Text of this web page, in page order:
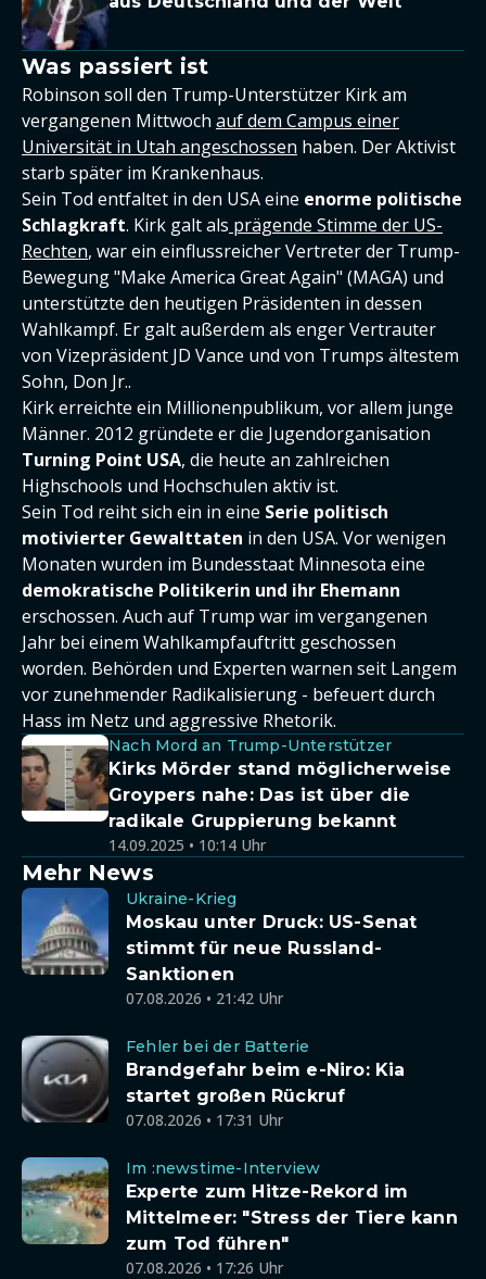
Was passiert ist
Robinson soll den Trump-Unterstützer Kirk am
vergangenen Mittwoch auf dem Campus einer
Universität in Utah angeschossen haben. Der Aktivist
starb später im Krankenhaus.
Sein Tod entfaltet in den USA eine enorme politische
Schlagkraft. Kirk galt als prägende Stimme der US-
Rechten, war ein einflussreicher Vertreter der Trump-
Bewegung "Make America Great Again" (MAGA) und
unterstützte den heutigen Präsidenten in dessen
Wahlkampf. Er galt außerdem als enger Vertrauter
von Vizepräsident JD Vance und von Trumps ältestem
Sohn, Don Jr..
Kirk erreichte ein Millionenpublikum, vor allem junge
Männer. 2012 gründete er die Jugendorganisation
Turning Point USA, die heute an zahlreichen
Highschools und Hochschulen aktiv ist.
Sein Tod reiht sich ein in eine Serie politisch
motivierter Gewalttaten in den USA. Vor wenigen
Monaten wurden im Bundesstaat Minnesota eine
demokratische Politikerin und ihr Ehemann
erschossen. Auch auf Trump war im vergangenen
Jahr bei einem Wahlkampfauftritt geschossen
worden. Behörden und Experten warnen seit Langem
vor zunehmender Radikalisierung - befeuert durch
Hass im Netz und aggressive Rhetorik.
Nach Mord an Trump-Unterstützer
Kirks Mörder stand möglicherweise
Groypers nahe: Das ist über die
radikale Gruppierung bekannt
14.09.2025 • 10:14 Uhr
Mehr News
Ukraine-Krieg
Moskau unter Druck: US-Senat
stimmt für neue Russland-
Sanktionen
07.08.2026 • 21:42 Uhr
Fehler bei der Batterie
Brandgefahr beim e-Niro: Kia
startet großen Rückruf
07.08.2026 • 17:31 Uhr
Im :newstime-Interview
Experte zum Hitze-Rekord im
Mittelmeer: "Stress der Tiere kann
zum Tod führen"
07.08.2026 • 17:26 Uhr